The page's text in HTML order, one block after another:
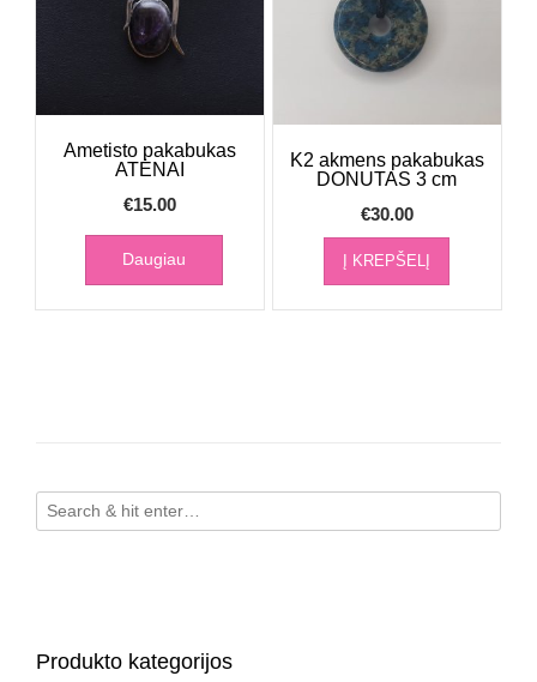
Ametisto pakabukas
ATĖNAI
€15.00
Daugiau
K2 akmens pakabukas
DONUTAS 3 cm
€30.00
Į KREPŠELĮ
Produkto kategorijos